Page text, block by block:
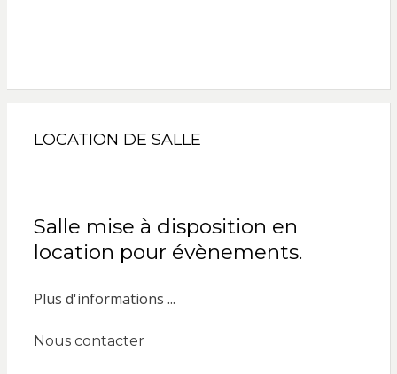
LOCATION DE SALLE
Salle mise à disposition en
location pour évènements.
Plus d'informations ...
Nous contacter